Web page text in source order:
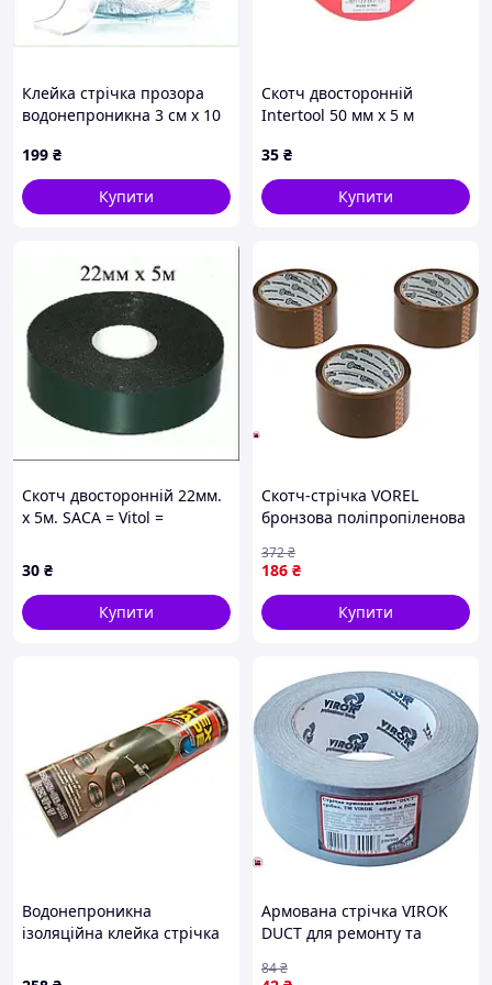
Клейка стрічка прозора
водонепроникна 3 см x 10
199 ₴
Купити
Скотч двосторонній
Intertool 50 мм х 5 м
35 ₴
Купити
Скотч двосторонній 22мм.
х 5м. SACA = Vitol =
30 ₴
Купити
Скотч-стрічка VOREL
бронзова поліпропіленова
мм 50 м 3 рул.
186 ₴
372₴
Купити
Водонепроникна
ізоляційна клейка стрічка
(НФ-00005728)
Армована стрічка VIROK
DUCT для ремонту та
водовідштовхувальна
84₴